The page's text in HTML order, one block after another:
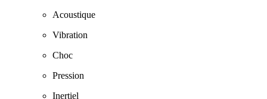
Acoustique
Vibration
Choc
Pression
Inertiel